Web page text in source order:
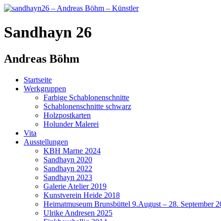
Sandhayn 26
Andreas Böhm
Startseite
Werkgruppen
Farbige Schablonenschnitte
Schablonenschnitte schwarz
Holzpostkarten
Holunder Malerei
Vita
Ausstellungen
KBH Marne 2024
Sandhayn 2020
Sandhayn 2022
Sandhayn 2023
Galerie Atelier 2019
Kunstverein Heide 2018
Heimatmuseum Brunsbüttel 9.August – 28. September
Ulrike Andresen 2025